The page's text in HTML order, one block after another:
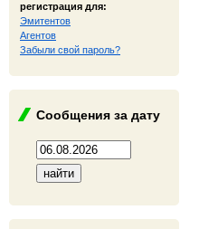
регистрация для:
Эмитентов
Агентов
Забыли свой пароль?
Сообщения за дату